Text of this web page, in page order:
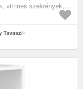
vitrines szekrények,
Tavaszi